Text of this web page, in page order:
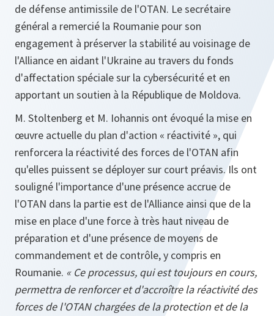
de défense antimissile de l'OTAN. Le secrétaire
général a remercié la Roumanie pour son
engagement à préserver la stabilité au voisinage de
l'Alliance en aidant l'Ukraine au travers du fonds
d'affectation spéciale sur la cybersécurité et en
apportant un soutien à la République de Moldova.
M. Stoltenberg et M. Iohannis ont évoqué la mise en
œuvre actuelle du plan d'action « réactivité », qui
renforcera la réactivité des forces de l'OTAN afin
qu'elles puissent se déployer sur court préavis. Ils ont
souligné l'importance d'une présence accrue de
l'OTAN dans la partie est de l'Alliance ainsi que de la
mise en place d'une force à très haut niveau de
préparation et d'une présence de moyens de
commandement et de contrôle, y compris en
Roumanie. « Ce processus, qui est toujours en cours,
permettra de renforcer et d'accroître la réactivité des
forces de l'OTAN chargées de la protection et de la